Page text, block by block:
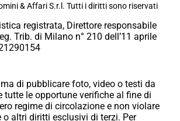
& Affari S.r.l. Tutti i diritti sono riservati
registrata, Direttore responsabile
Trib. di Milano n° 210 dell’11 aprile
di pubblicare foto, video o testi da
tutte le opportune verifiche al fine di
regime di circolazione e non violare
o altri diritti esclusivi di terzi. Per